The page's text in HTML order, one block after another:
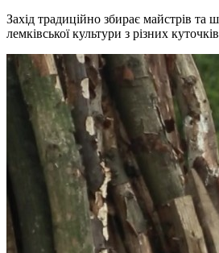
Захід традиційно збирає майстрів та
лемківської культури з різних